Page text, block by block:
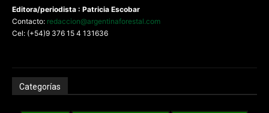
Editora/periodista : Patricia Escobar
Contacto: redaccion@argentinaforestal.com
Cel: (+54)9 376 15 4 131636
Categorías